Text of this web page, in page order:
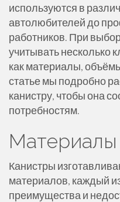
используются в
автолюбителей до
работников. При
учитывать несколько
как материалы,
статье мы подробно
канистру, чтобы она
потребностям.
Материалы
Канистры
материалов, каждый
преимущества и